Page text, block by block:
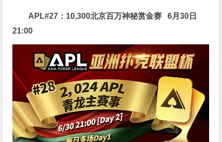
APL#27：10,300北京百万神秘赏金赛6月30日
21:00